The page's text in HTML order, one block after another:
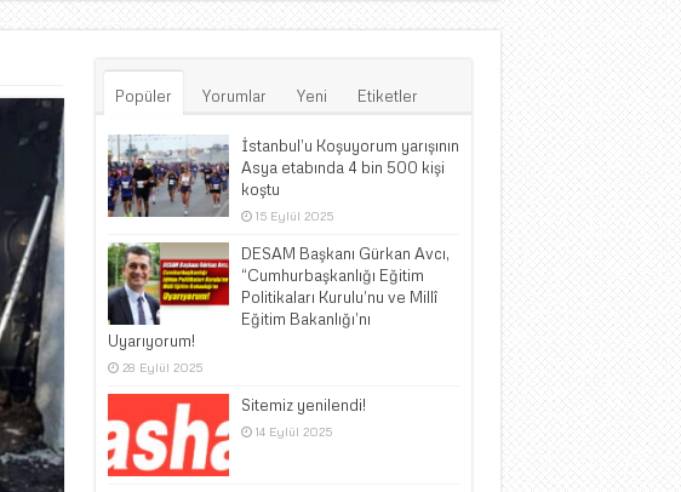
Popüler Yorumlar Yeni Etiketler
İstanbul’u Koşuyorum yarışının
Asya etabında 4 bin 500 kişi
koştu
15 Eylül 2025
DESAM Başkanı Gürkan Avcı,
“Cumhurbaşkanlığı Eğitim
Politikaları Kurulu’nu ve Millî
Eğitim Bakanlığı’nı
Uyarıyorum!
28 Eylül 2025
Sitemiz yenilendi!
14 Eylül 2025